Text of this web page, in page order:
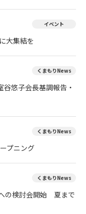
イベント
大集結を
くまもりNews
悠子会長基調報告・
くまもりNews
プニング
くまもりNews
の検討会開始 夏まで